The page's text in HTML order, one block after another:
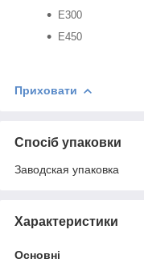
E300
E450
Приховати
Спосіб упаковки
Заводская упаковка
Характеристики
Основні